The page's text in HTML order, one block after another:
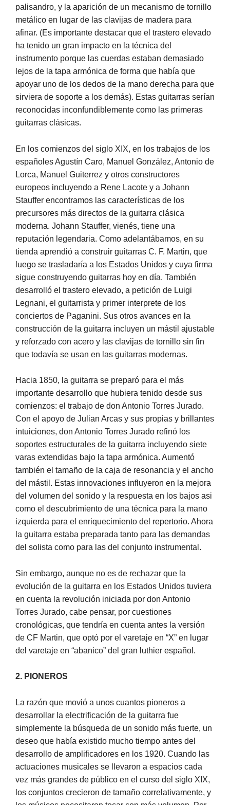
palisandro, y la aparición de un mecanismo de tornillo
metálico en lugar de las clavijas de madera para
afinar. (Es importante destacar que el trastero elevado
ha tenido un gran impacto en la técnica del
instrumento porque las cuerdas estaban demasiado
lejos de la tapa armónica de forma que había que
apoyar uno de los dedos de la mano derecha para que
sirviera de soporte a los demás). Estas guitarras serían
reconocidas inconfundiblemente como las primeras
guitarras clásicas.
En los comienzos del siglo XIX, en los trabajos de los
españoles Agustín Caro, Manuel González, Antonio de
Lorca, Manuel Guiterrez y otros constructores
europeos incluyendo a Rene Lacote y a Johann
Stauffer encontramos las características de los
precursores más directos de la guitarra clásica
moderna. Johann Stauffer, vienés, tiene una
reputación legendaria. Como adelantábamos, en su
tienda aprendió a construir guitarras C. F. Martin, que
luego se trasladaría a los Estados Unidos y cuya firma
sigue construyendo guitarras hoy en día. También
desarrolló el trastero elevado, a petición de Luigi
Legnani, el guitarrista y primer interprete de los
conciertos de Paganini. Sus otros avances en la
construcción de la guitarra incluyen un mástil ajustable
y reforzado con acero y las clavijas de tornillo sin fin
que todavía se usan en las guitarras modernas.
Hacia 1850, la guitarra se preparó para el más
importante desarrollo que hubiera tenido desde sus
comienzos: el trabajo de don Antonio Torres Jurado.
Con el apoyo de Julian Arcas y sus propias y brillantes
intuiciones, don Antonio Torres Jurado refinó los
soportes estructurales de la guitarra incluyendo siete
varas extendidas bajo la tapa armónica. Aumentó
también el tamaño de la caja de resonancia y el ancho
del mástil. Estas innovaciones influyeron en la mejora
del volumen del sonido y la respuesta en los bajos asi
como el descubrimiento de una técnica para la mano
izquierda para el enriquecimiento del repertorio. Ahora
la guitarra estaba preparada tanto para las demandas
del solista como para las del conjunto instrumental.
Sin embargo, aunque no es de rechazar que la
evolución de la guitarra en los Estados Unidos tuviera
en cuenta la revolución iniciada por don Antonio
Torres Jurado, cabe pensar, por cuestiones
cronológicas, que tendría en cuenta antes la versión
de CF Martin, que optó por el varetaje en “X” en lugar
del varetaje en “abanico” del gran luthier español.
2. PIONEROS
La razón que movió a unos cuantos pioneros a
desarrollar la electrificación de la guitarra fue
simplemente la búsqueda de un sonido más fuerte, un
deseo que había existido mucho tiempo antes del
desarrollo de amplificadores en los 1920. Cuando las
actuaciones musicales se llevaron a espacios cada
vez más grandes de público en el curso del siglo XIX,
los conjuntos crecieron de tamaño correlativamente, y